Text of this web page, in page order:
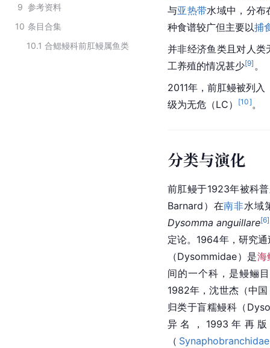
9 参考资料
10 条目合集
10.1 合鳃鳗科前肛鳗属鱼类
与亚热带水域中，分
种食谱较广但主要以捕
并非经济鱼类且对人
工养殖的情况甚少[9] 。
2011年，前肛鳗被列
级为无危（LC）
[10] 。
分类与演化
前肛鳗于1923年被科
Barnard）在南非水域
Dysomma anguillare[6]
定论。1964年，研究
（Dysommidae）是海
间的一个科，是鳗鲡
1982年，沈世杰（中
归类于盲糯鳗科（
异名，1993年再
（ Synaphobranchidae